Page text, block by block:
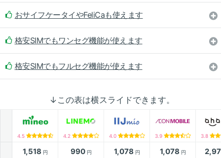
おサイフケータイやFeliCaも使えます
格安SIMでもワンセグ機能が使えます
格安SIMでもフルセグ機能が使えます
↓この表は横スライドできます。
4.5 4.2 4.0 3.9 3.8
1,518 円
990円
1,078 円
1,078 円